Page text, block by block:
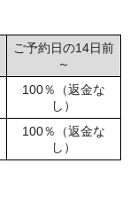
ご予約日の14日前
～
100％（返金な
し）
100％（返金な
し）